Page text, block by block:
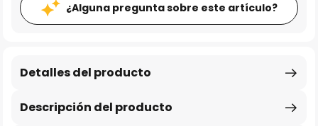
¿Alguna pregunta sobre este artículo?
Descripción del producto
Detalles del producto